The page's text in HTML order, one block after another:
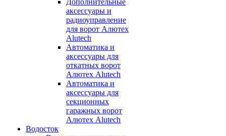
Дополнительные
аксессуары и
радиоуправление
для ворот Алютех
Alutech
Автоматика и
аксессуары для
откатных ворот
Алютех Alutech
Автоматика и
аксессуары для
секционных
гаражных ворот
Алютех Alutech
Водосток